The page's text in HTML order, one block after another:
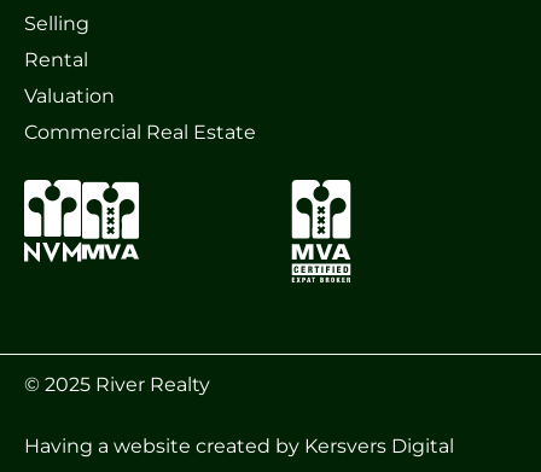
Selling
Rental
Valuation
Commercial Real Estate
© 2025 River Realty
Having a website created by Kersvers Digital